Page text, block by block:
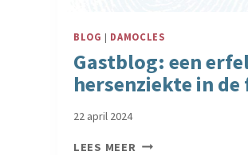
BLOG | DAMOCLES
Gastblog: een
hersenziekte in de
22 april 2024
LEES MEER GASTBLOG: